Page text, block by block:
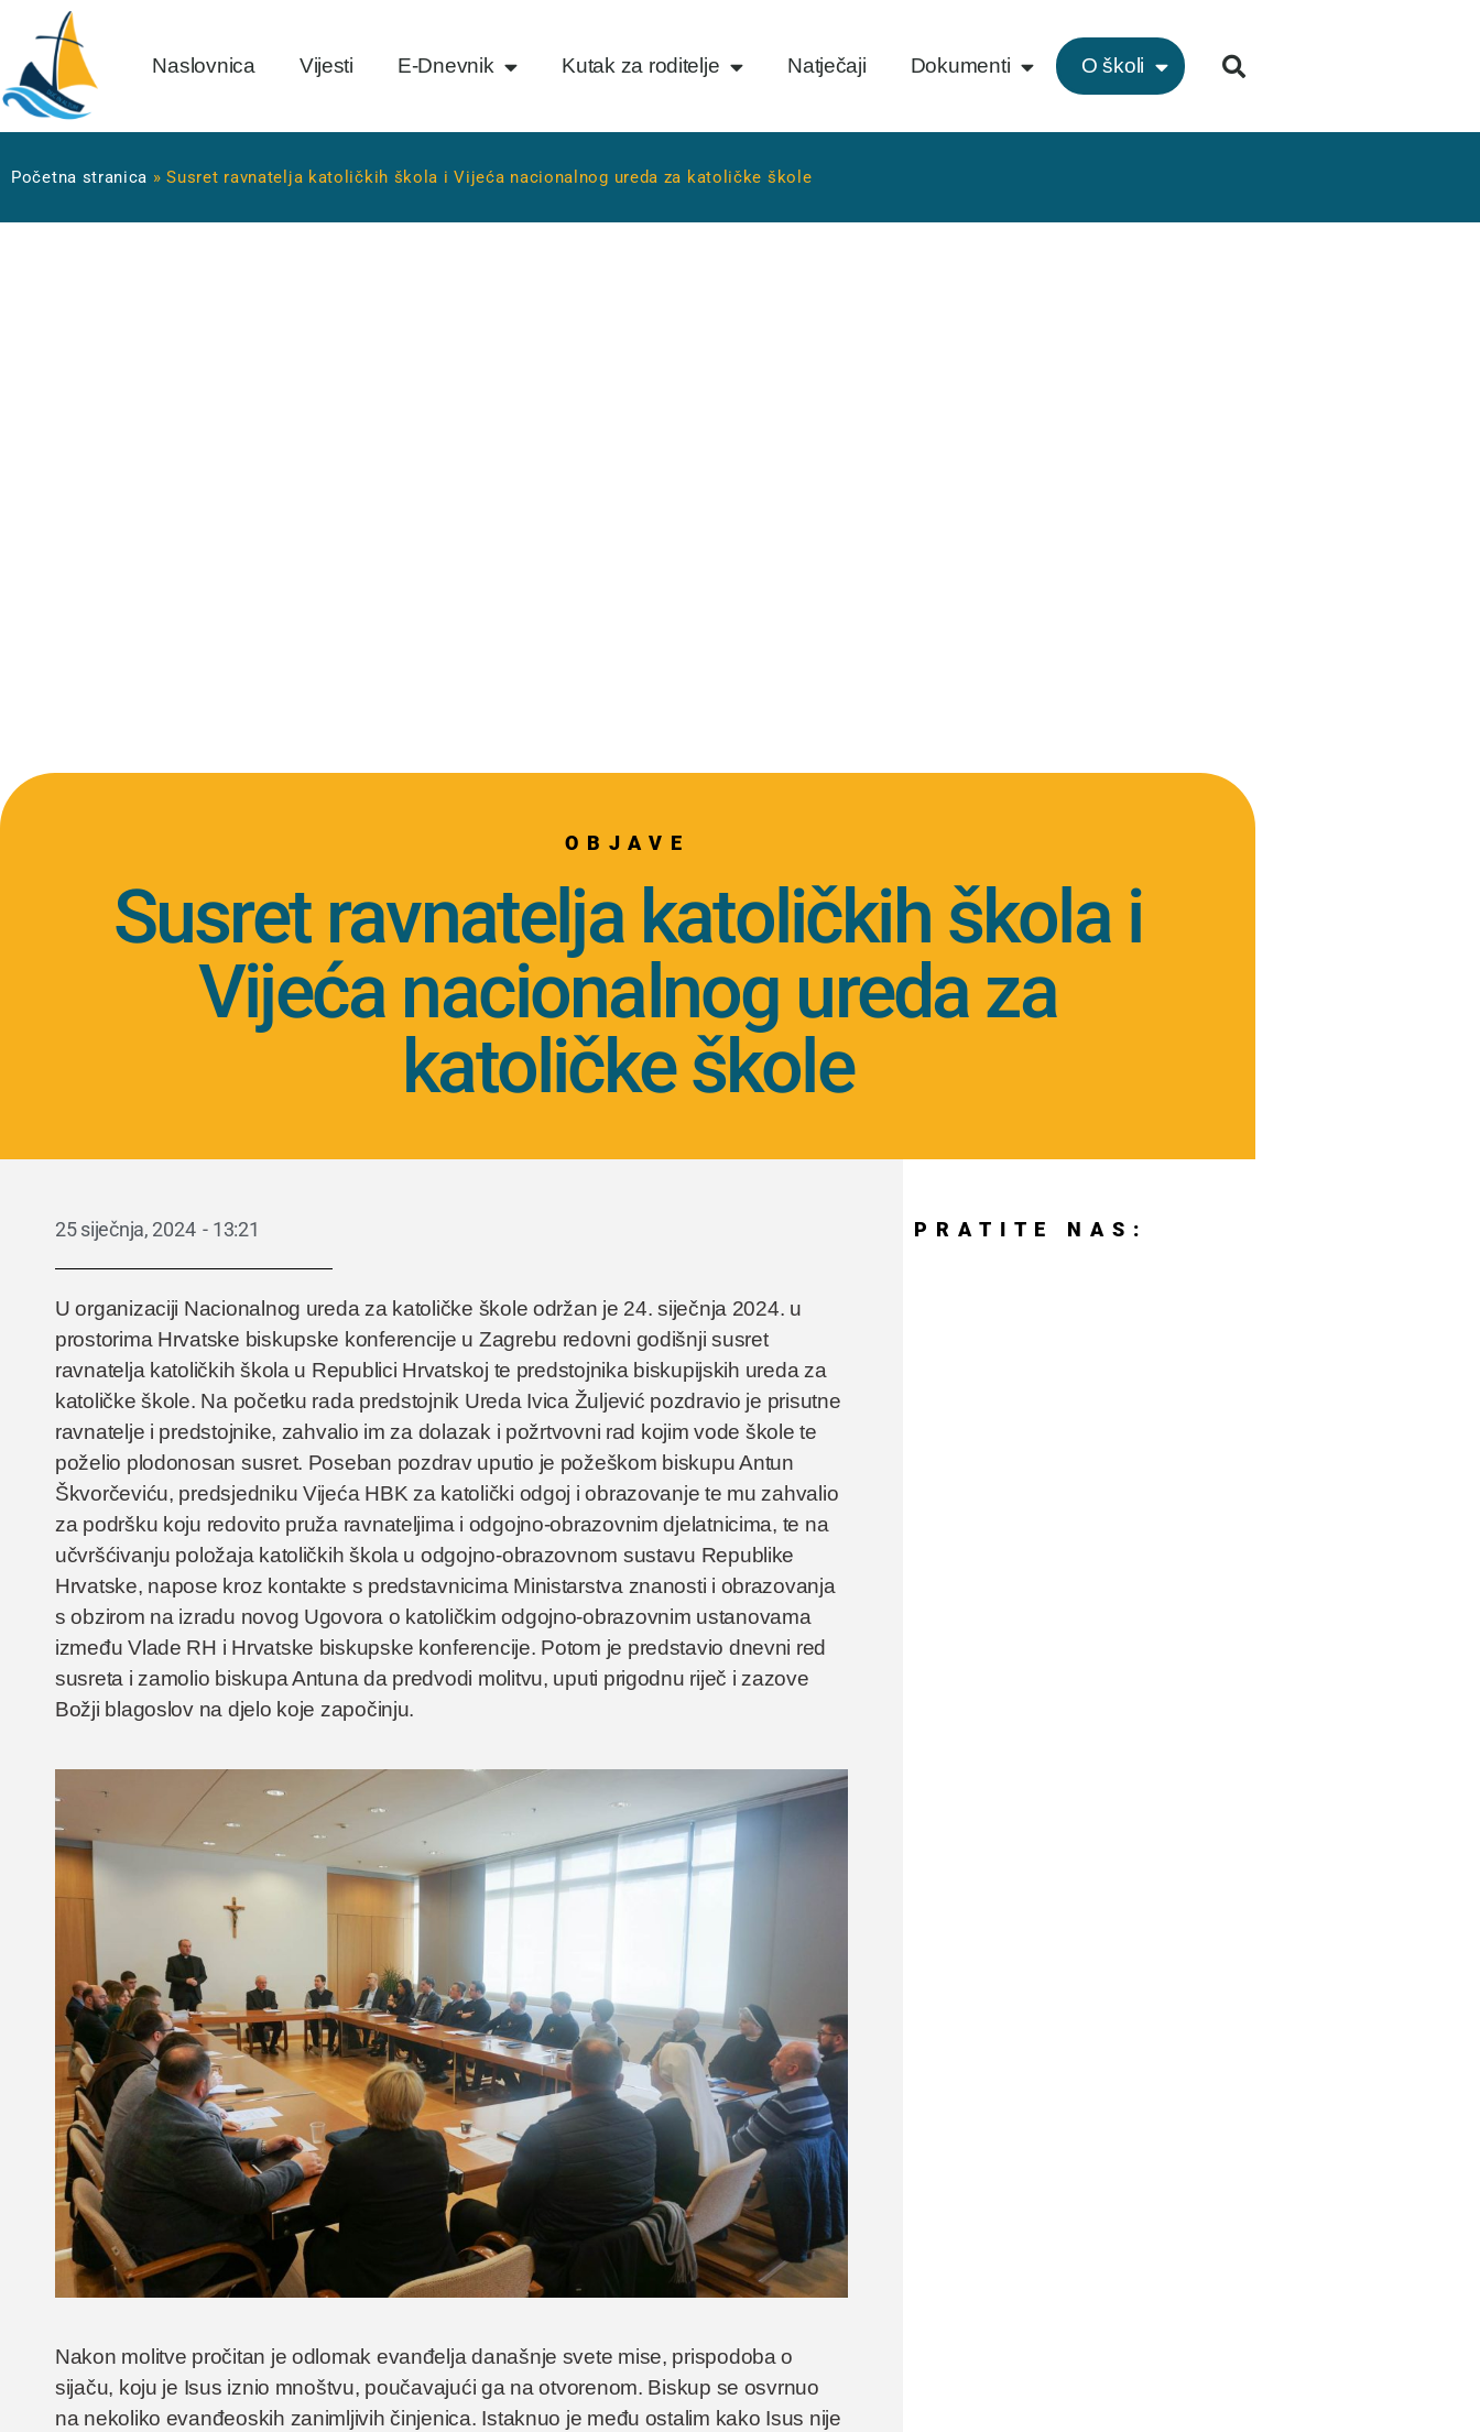
Naslovnica Vijesti E-Dnevnik Kutak za roditelje Natječaji Dokumenti O školi
Početna stranica »Susret ravnatelja katoličkih škola i Vijeća nacionalnog ureda za katoličke škole
OBJAVE
Susret ravnatelja katoličkih škola i
Vijeća nacionalnog ureda za
katoličke škole
25 siječnja, 2024 - 13:21
U organizaciji Nacionalnog ureda za katoličke škole održan je 24. siječnja 2024. u
prostorima Hrvatske biskupske konferencije u Zagrebu redovni godišnji susret
ravnatelja katoličkih škola u Republici Hrvatskoj te predstojnika biskupijskih ureda za
katoličke škole. Na početku rada predstojnik Ureda Ivica Žuljević pozdravio je prisutne
ravnatelje i predstojnike, zahvalio im za dolazak i požrtvovni rad kojim vode škole te
poželio plodonosan susret. Poseban pozdrav uputio je požeškom biskupu Antun
Škvorčeviću, predsjedniku Vijeća HBK za katolički odgoj i obrazovanje te mu zahvalio
za podršku koju redovito pruža ravnateljima i odgojno-obrazovnim djelatnicima, te na
učvršćivanju položaja katoličkih škola u odgojno-obrazovnom sustavu Republike
Hrvatske, napose kroz kontakte s predstavnicima Ministarstva znanosti i obrazovanja
s obzirom na izradu novog Ugovora o katoličkim odgojno-obrazovnim ustanovama
između Vlade RH i Hrvatske biskupske konferencije. Potom je predstavio dnevni red
susreta i zamolio biskupa Antuna da predvodi molitvu, uputi prigodnu riječ i zazove
Božji blagoslov na djelo koje započinju.
Nakon molitve pročitan je odlomak evanđelja današnje svete mise, prispodoba o
sijaču, koju je Isus iznio mnoštvu, poučavajući ga na otvorenom. Biskup se osvrnuo
na nekoliko evanđeoskih zanimljivih činjenica. Istaknuo je među ostalim kako Isus nije
PRATITE NAS: